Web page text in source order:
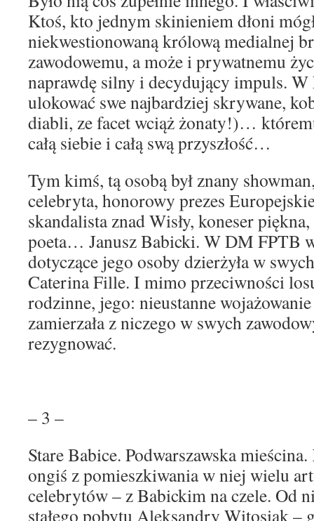
Ktoś, kto jednym skinieniem dłoni
niekwestionowaną królową medialnej
zawodowemu, a może i prywatnemu
naprawdę silny i decydujący impuls. W
ulokować swe najbardziej skrywane,
diabli, ze facet wciąż żonaty!)…
całą siebie i całą swą przyszłość…
Tym kimś, tą osobą był znany
celebryta, honorowy prezes
skandalista znad Wisły, koneser
poeta… Janusz Babicki. W DM FPTB
dotyczące jego osoby dzierżyła w
Caterina Fille. I mimo przeciwności
rodzinne, jego: nieustanne
zamierzała z niczego w swych
rezygnować.
– 3 –
Stare Babice. Podwarszawska
ongiś z pomieszkiwania w niej wielu
celebrytów – z Babickim na czele. Od
stałego pobytu Aleksandry Witosiak